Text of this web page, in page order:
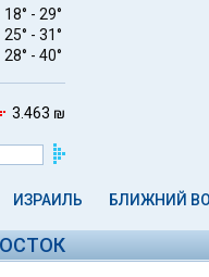
18° - 29°
25° - 31°
28° - 40°
3.463 ₪
ИЗРАИЛЬ БЛИЖНИЙ